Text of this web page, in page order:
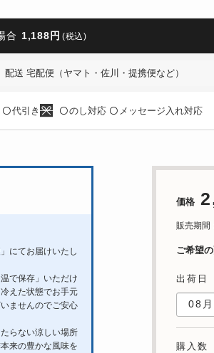
合 1,188円 (税込)
配送 宅配便（ヤマト・佐川・提携便など）
〇代引き 〇のし対応 〇 メッセージ入れ対応
価格
販売期間
ご希望
出荷日
購入数
にてお届けいたし
で保存」いただけ
えた状態でお手元
ませんのでご安心
らない涼しい場所
来の豊かな風味を